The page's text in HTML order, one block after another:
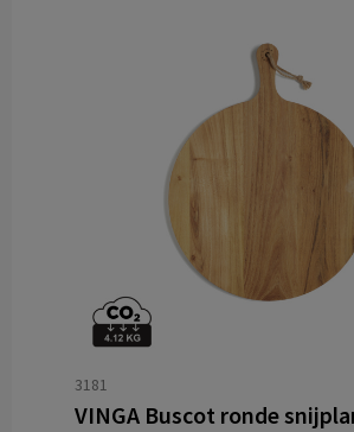
3181
VINGA Buscot ronde